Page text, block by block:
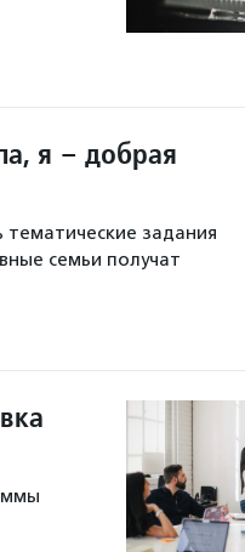
я – добрая
тематические задания
семьи получат